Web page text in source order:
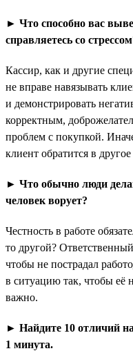
► Что способно вас
справляетесь со
Кассир, как и другие
не вправе навязывать
и демонстрировать
корректным,
проблем с покупкой.
клиент обратится в
► Что обычно люди
человек ворует?
Честность в работе
то другой?
чтобы не пострадал
в ситуацию так, чтобы её
важно.
► Найдите 10 отличий
1 минута.